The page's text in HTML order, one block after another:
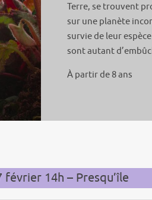
Terre, se trouvent
sur une planète
survie de leur
sont autant
À partir de 8 ans
février 14h – Presqu’île